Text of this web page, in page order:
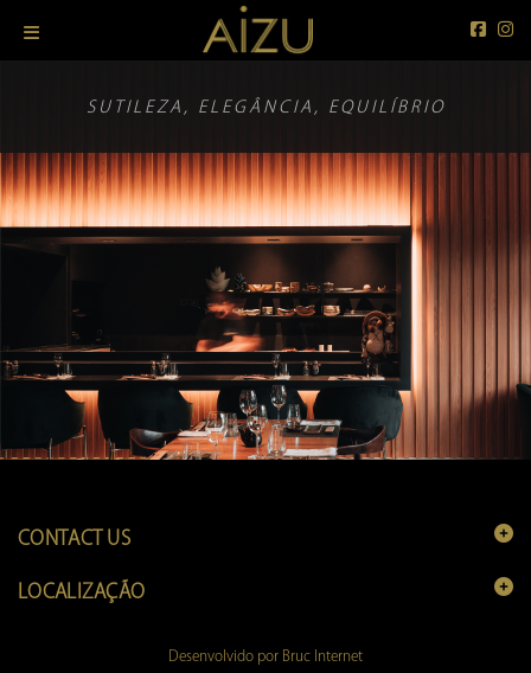
SUTILEZA, ELEGÂNCIA, EQUILÍBRIO
CONTACT US
LOCALIZAÇÃO
Desenvolvido por Bruc Internet